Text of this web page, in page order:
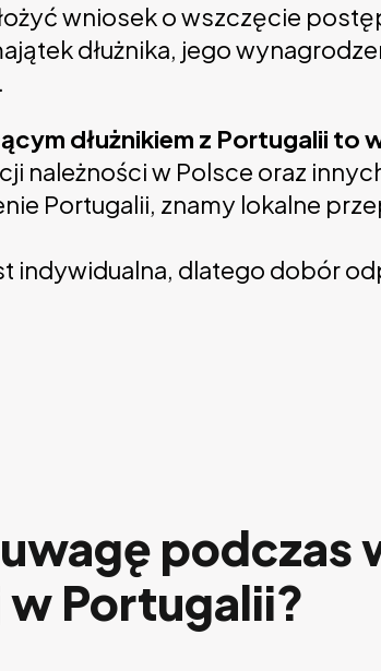
wniosek o wszczęcie
dłużnika, jego
dłużnikiem z Portugalii
należności w Polsce oraz
Portugalii, znamy lokalne
indywidualna, dlatego dobór
podczas
Portugalii?